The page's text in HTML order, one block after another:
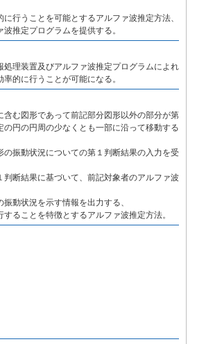
行うことを可能とするアルファ波推定方法、
推定プログラムを提供する。
処理装置及びアルファ波推定プログラムによれ
的に行うことが可能になる。
含む図形であって前記部分図形以外の部分が第
の円の円周の少なくとも一部に沿って移動する
の振動状況についての第１判断結果の入力を受
判断結果に基づいて、前記対象者のアルファ波
動状況を示す情報を出力する、
ることを特徴とするアルファ波推定方法。